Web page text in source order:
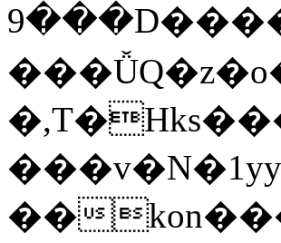
���9D����n�̶wc�l�֑����o�{���{�:ZK�,'t��>͍ى�ݝ�/
��